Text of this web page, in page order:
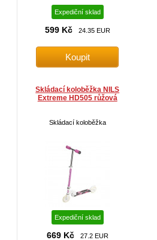
Expediční sklad
599 Kč 24.35 EUR
Skládací koloběžka NILS
Extreme HD505 růžová
Skládací koloběžka
Expediční sklad
669 Kč 27.2 EUR